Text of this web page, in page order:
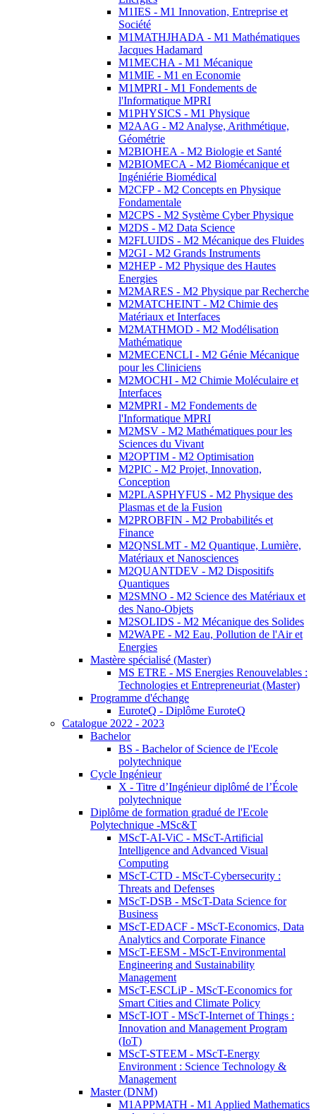
M1IES - M1 Innovation, Entreprise et
Société
M1MATHJHADA - M1 Mathématiques
Jacques Hadamard
M1MECHA - M1 Mécanique
M1MIE - M1 en Economie
M1MPRI - M1 Fondements de
l'Informatique MPRI
M1PHYSICS - M1 Physique
M2AAG - M2 Analyse, Arithmétique,
Géométrie
M2BIOHEA - M2 Biologie et Santé
M2BIOMECA - M2 Biomécanique et
Ingéniérie Biomédical
M2CFP - M2 Concepts en Physique
Fondamentale
M2CPS - M2 Système Cyber Physique
M2DS - M2 Data Science
M2FLUIDS - M2 Mécanique des Fluides
M2GI - M2 Grands Instruments
M2HEP - M2 Physique des Hautes
Energies
M2MARES - M2 Physique par Recherche
M2MATCHEINT - M2 Chimie des
Matériaux et Interfaces
M2MATHMOD - M2 Modélisation
Mathématique
M2MECENCLI - M2 Génie Mécanique
pour les Cliniciens
M2MOCHI - M2 Chimie Moléculaire et
Interfaces
M2MPRI - M2 Fondements de
l'Informatique MPRI
M2MSV - M2 Mathématiques pour les
Sciences du Vivant
M2OPTIM - M2 Optimisation
M2PIC - M2 Projet, Innovation,
Conception
M2PLASPHYFUS - M2 Physique des
Plasmas et de la Fusion
M2PROBFIN - M2 Probabilités et
Finance
M2QNSLMT - M2 Quantique, Lumière,
Matériaux et Nanosciences
M2QUANTDEV - M2 Dispositifs
Quantiques
M2SMNO - M2 Science des Matériaux et
des Nano-Objets
M2SOLIDS - M2 Mécanique des Solides
M2WAPE - M2 Eau, Pollution de l'Air et
Energies
Mastère spécialisé (Master)
MS ETRE - MS Energies Renouvelables :
Technologies et Entrepreneuriat (Master)
Programme d'échange
EuroteQ - Diplôme EuroteQ
Catalogue 2022 - 2023
Bachelor
BS - Bachelor of Science de l'Ecole
polytechnique
Cycle Ingénieur
X - Titre d’Ingénieur diplômé de l’École
polytechnique
Diplôme de formation gradué de l'Ecole
Polytechnique -MSc&T
MScT-AI-ViC - MScT-Artificial
Intelligence and Advanced Visual
Computing
MScT-CTD - MScT-Cybersecurity :
Threats and Defenses
MScT-DSB - MScT-Data Science for
Business
MScT-EDACF - MScT-Economics, Data
Analytics and Corporate Finance
MScT-EESM - MScT-Environmental
Engineering and Sustainability
Management
MScT-ESCLiP - MScT-Economics for
Smart Cities and Climate Policy
MScT-IOT - MScT-Internet of Things :
Innovation and Management Program
(IoT)
MScT-STEEM - MScT-Energy
Environment : Science Technology &
Management
Master (DNM)
M1APPMATH - M1 Applied Mathematics